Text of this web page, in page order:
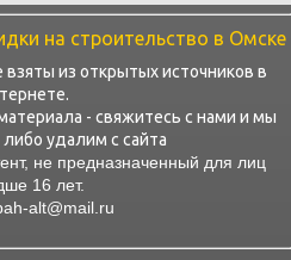
на строительство в Омске
из открытых источников в
- свяжитесь с нами и мы
удалим с сайта
не предназначенный для лиц
16 лет.
alt@mail.ru